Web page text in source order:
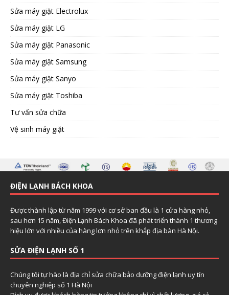
Sửa máy giặt Electrolux
Sửa máy giặt LG
Sửa máy giặt Panasonic
Sửa máy giặt Samsung
Sửa máy giặt Sanyo
Sửa máy giặt Toshiba
Tư vấn sửa chữa
Vệ sinh máy giặt
ĐIỆN LẠNH BÁCH KHOA
Được thành lập từ năm 1999 với cơ sở ban đầu là 1 cửa hàng nhỏ,
sau hơn 15 năm, Điện Lạnh Bách Khoa đã phát triển thành 1 thương
hiệu lớn với nhiều của hàng lơn nhỏ trên khắp địa bàn Hà Nội.
SỬA ĐIỆN LẠNH SỐ 1
Chúng tôi tự hào là địa chỉ sửa chữa bảo dưỡng điện lạnh uy tín
chuyên nghiệp số 1 Hà Nội